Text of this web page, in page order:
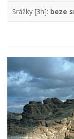
Srážky [3h]: beze